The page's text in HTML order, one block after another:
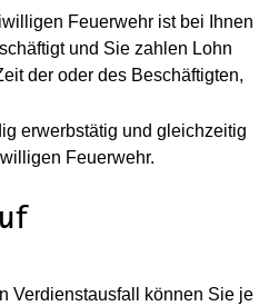
Feuerwehr ist bei Ihnen
und Sie zahlen Lohn
der oder des Beschäftigten,
erwerbstätig und gleichzeitig
Feuerwehr.
Verdienstausfall können Sie je